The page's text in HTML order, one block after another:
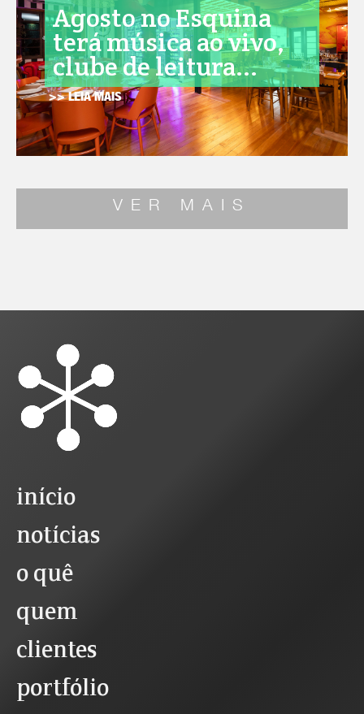
Agosto no Esquina
terá música ao vivo,
clube de leitura...
>> LEIA MAIS
VER MAIS
início
notícias
o quê
quem
clientes
portfólio